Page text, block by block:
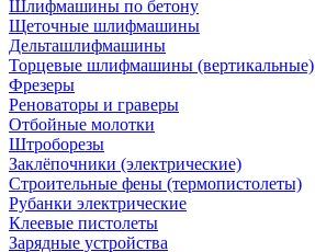
Шлифмашины по бетону
Щеточные шлифмашины
Дельташлифмашины
Торцевые шлифмашины (вертикальные)
Фрезеры
Реноваторы и граверы
Отбойные молотки
Штроборезы
Заклёпочники (электрические)
Строительные фены (термопистолеты)
Рубанки электрические
Клеевые пистолеты
Зарядные устройства